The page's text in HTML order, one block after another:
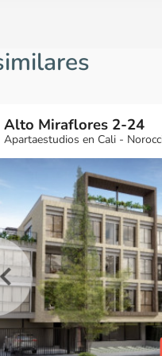
más
Ver Proyecto
Alto Miraflores 2-24
Apartaestudios en Cali -
¿Quieres
Ver